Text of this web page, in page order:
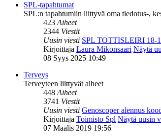
SPL-tapahtumat
SPL:n tapahtumiin liittyvä oma tiedotus-,
423Aiheet
2344 Viestit
Uusin viesti SPL TOTTISLEIRI 18-
Kirjoittaja Laura Mikonsaari Näytä
08 Syys 2025 10:49
Terveys
Terveyteen liittyvät aiheet
448Aiheet
3741 Viestit
Uusin viesti Genoscoper alennus
Kirjoittaja Toimisto Spl Näytä uusin
07 Maalis 2019 19:56